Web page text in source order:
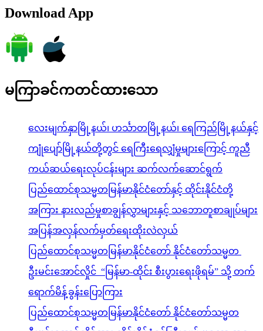
Download App
မကြာခင်ကတင်ထားသော
လေးမျက်နှာမြို့နယ်၊ ဟင်္သာတမြို့နယ်၊ ရေကြည်မြို့နယ်နှင့်
ကျုံပျော်မြို့နယ်တို့တွင် ရေကြီးရေလျှံမှုများကြောင့် ကူညီ
ကယ်ဆယ်ရေးလုပ်ငန်းများ ဆက်လက်ဆောင်ရွက်
ပြည်ထောင်စုသမ္မတမြန်မာနိုင်ငံတော်နှင့် ထိုင်းနိုင်ငံတို့
အကြား နားလည်မှုစာချွန်လွှာများနှင့် သဘောတူစာချုပ်များ
အပြန်အလှန်လက်မှတ်ရေးထိုးလဲလှယ်
ပြည်ထောင်စုသမ္မတမြန်မာနိုင်ငံတော် နိုင်ငံတော်သမ္မတ
ဦးမင်းအောင်လှိုင် “မြန်မာ-ထိုင်း စီးပွားရေးဖိုရမ်” သို့ တက်
ရောက်မိန့်ခွန်းပြောကြား
ပြည်ထောင်စုသမ္မတမြန်မာနိုင်ငံတော် နိုင်ငံတော်သမ္မတ